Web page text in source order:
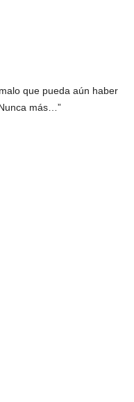
que pueda aún haber
más…”